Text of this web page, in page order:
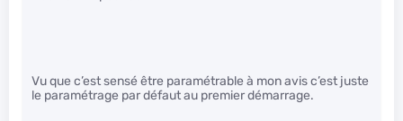
Vu que c’est sensé être paramétrable à mon avis c’est juste
le paramétrage par défaut au premier démarrage.